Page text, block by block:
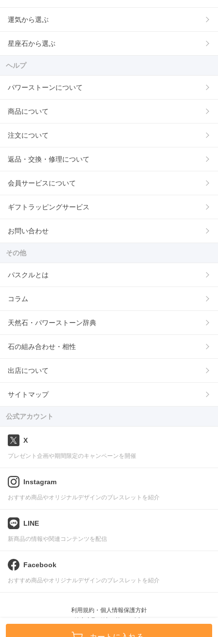
運気から選ぶ
星座石から選ぶ
ヘルプ
パワーストーンについて
商品について
注文について
返品・交換・修理について
会員サービスについて
ギフトラッピングサービス
お問い合わせ
その他
パスクルとは
コラム
天然石・パワーストーン辞典
石の組み合わせ・相性
出店について
サイトマップ
公式アカウント
X
プレゼント企画や期間限定のキャンペーンを開催
Instagram
おすすめ商品やオリジナルデザインのブレスレットを紹介
LINE
新商品の情報や関連コンテンツを配信
Facebook
おすすめ商品やオリジナルデザインのブレスレットを紹介
利用規約・個人情報保護方針
特定商取引法に基づく表記